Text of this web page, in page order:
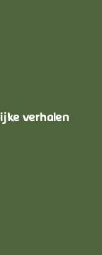
verhalen